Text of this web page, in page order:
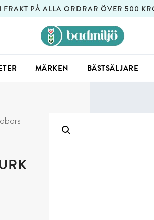
FRAKT PÅ ALLA ORDRAR ÖVER 500
MÄRKEN BÄSTSÄLJARE
Burk